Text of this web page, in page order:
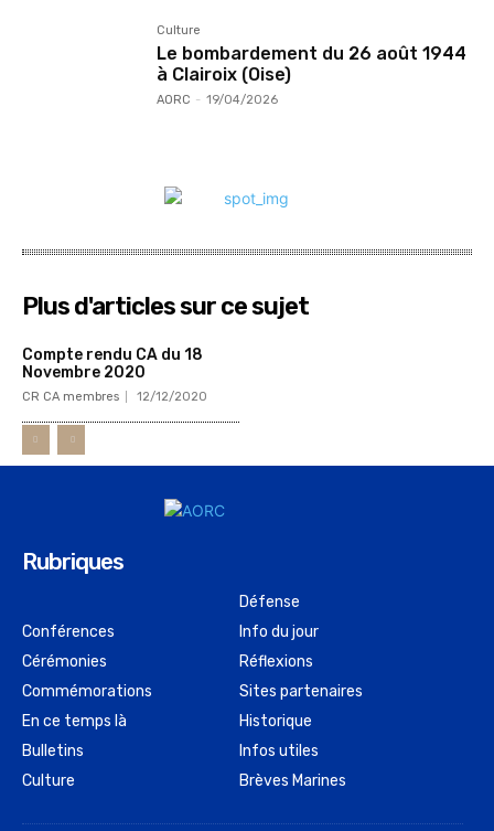
Culture
Le bombardement du 26 août 1944
à Clairoix (Oise)
AORC - 19/04/2026
Plus d'articles sur ce sujet
Compte rendu CA du 18
Novembre 2020
CR CA membres 12/12/2020
Rubriques
Conférences
Cérémonies
Commémorations
En ce temps là
Bulletins
Culture
Défense
Info du jour
Réflexions
Sites partenaires
Historique
Infos utiles
Brèves Marines